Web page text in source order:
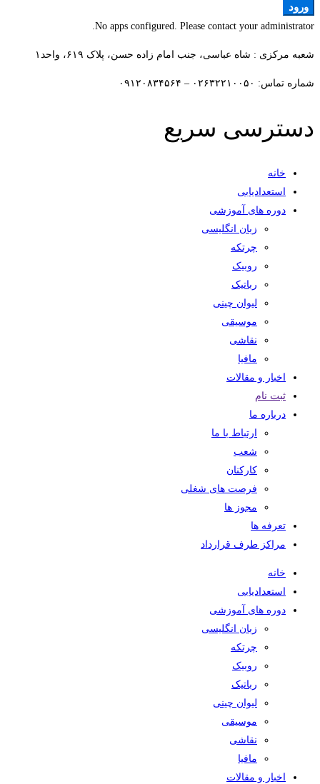
ورود
No apps configured. Please contact your administrator.
شعبه مرکزی : شاه عباسی، جنب امام زاده حسن، پلاک ۶۱۹، واحد۱​
شماره تماس: ۰۲۶۳۲۲۱۰۰۵۰ – ۰۹۱۲۰۸۳۴۵۶۴
دسترسی سریع
خانه
استعدادیابی
دوره های آموزشی
زبان انگلیسی
چرتکه
روبیک
رباتیک
لیوان چینی
موسیقی
نقاشی
مافیا
اخبار و مقالات
ثبت نام
درباره ما
ارتباط با ما
شعب
کارکنان
فرصت های شغلی
مجوز ها
تعرفه ها
مراکز طرف قرارداد
خانه
استعدادیابی
دوره های آموزشی
زبان انگلیسی
چرتکه
روبیک
رباتیک
لیوان چینی
موسیقی
نقاشی
مافیا
اخبار و مقالات